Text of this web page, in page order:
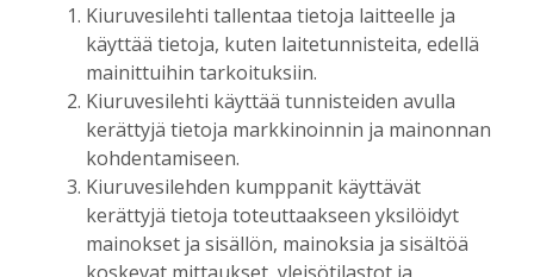
Perinteiset Eloajelut järjestetään ensi
viikolla – luvassa on jälleen monipuolista
ohjelmaa
Tilaajille
Aku Laatikainen
Äiti ja tytär kirjoittavat sodasta ja
siirtolaisuudesta – kirjojen päähenkilöt ja
toinen kirjoittaja ovat kotoisin
Kiuruvesilehti tallentaa tietoja laitteelle ja
käyttää tietoja, kuten laitetunnisteita, edellä
mainittuihin tarkoituksiin.
Kiuruvesilehti käyttää tunnisteiden avulla
kerättyjä tietoja markkinoinnin ja mainonnan
kohdentamiseen.
Kiuruvesilehden kumppanit käyttävät
kerättyjä tietoja toteuttaakseen yksilöidyt
mainokset ja sisällön, mainoksia ja sisältöä
koskevat mittaukset, yleisötilastot ja